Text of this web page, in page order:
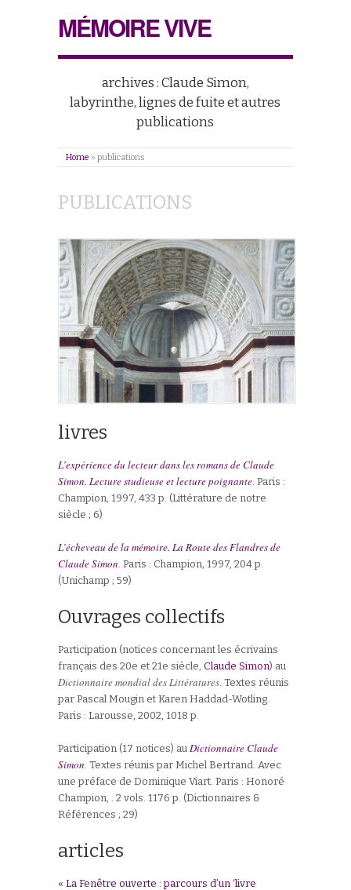
MÉMOIRE VIVE
archives : Claude Simon,
labyrinthe, lignes de fuite et autres
publications
Home » publications
PUBLICATIONS
livres
L’expérience du lecteur dans les romans de Claude
Simon. Lecture studieuse et lecture poignante . Paris :
Champion, 1997, 433 p. (Littérature de notre
siècle ; 6)
L’écheveau de la mémoire. La Route des Flandres de
Claude Simon . Paris : Champion, 1997, 204 p.
(Unichamp ; 59)
Ouvrages collectifs
Participation (notices concernant les écrivains
français des 20e et 21e siècle, Claude Simon) au
Dictionnaire mondial des Littératures . Textes réunis
par Pascal Mougin et Karen Haddad-Wotling.
Paris : Larousse, 2002, 1018 p.
Participation (17 notices) au Dictionnaire Claude
Simon . Textes réunis par Michel Bertrand. Avec
une préface de Dominique Viart. Paris : Honoré
Champion, . 2 vols. 1176 p. (Dictionnaires &
Références ; 29)
articles
« La Fenêtre ouverte : parcours d’un ‘livre